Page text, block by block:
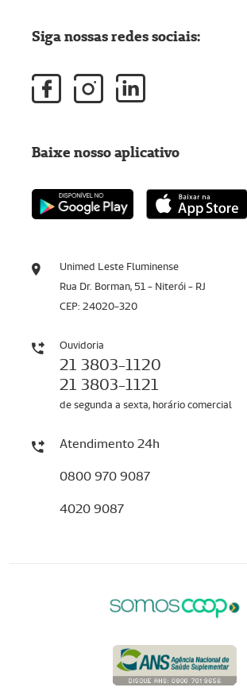
Unimed Leste Fluminense
Rua Dr. Borman, 51 - Niterói - RJ
CEP: 24020-320
Ouvidoria
21 3803-1120
21 3803-1121
de segunda a sexta, horário comercial
Atendimento 24h
0800 970 9087
4020 9087
Siga nossas redes sociais:
Baixe nosso aplicativo